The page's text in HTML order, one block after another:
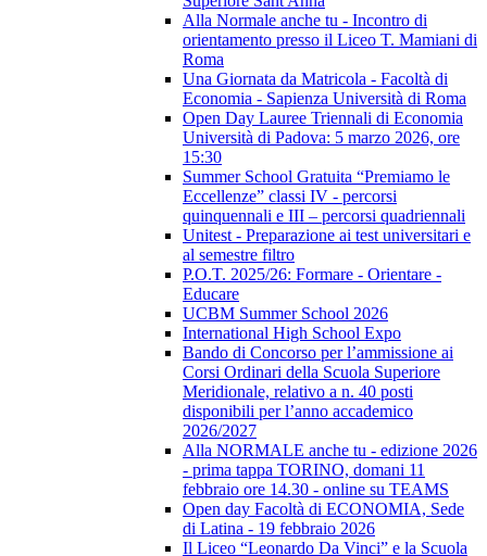
Alla Normale anche tu - Incontro di
orientamento presso il Liceo T. Mamiani di
Roma
Una Giornata da Matricola - Facoltà di
Economia - Sapienza Università di Roma
Open Day Lauree Triennali di Economia
Università di Padova: 5 marzo 2026, ore
15:30
Summer School Gratuita “Premiamo le
Eccellenze” classi IV - percorsi
quinquennali e III – percorsi quadriennali
Unitest - Preparazione ai test universitari e
al semestre filtro
P.O.T. 2025/26: Formare - Orientare -
Educare
UCBM Summer School 2026
International High School Expo
Bando di Concorso per l’ammissione ai
Corsi Ordinari della Scuola Superiore
Meridionale, relativo a n. 40 posti
disponibili per l’anno accademico
2026/2027
Alla NORMALE anche tu - edizione 2026
- prima tappa TORINO, domani 11
febbraio ore 14.30 - online su TEAMS
Open day Facoltà di ECONOMIA, Sede
di Latina - 19 febbraio 2026
Il Liceo “Leonardo Da Vinci” e la Scuola